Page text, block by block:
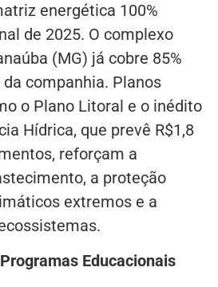
energética 100%
de 2025. O complexo
(MG) já cobre 85%
companhia. Planos
o Plano Litoral e o inédito
Hídrica, que prevê R$1,8
reforçam a
a proteção
extremos e a
Educacionais